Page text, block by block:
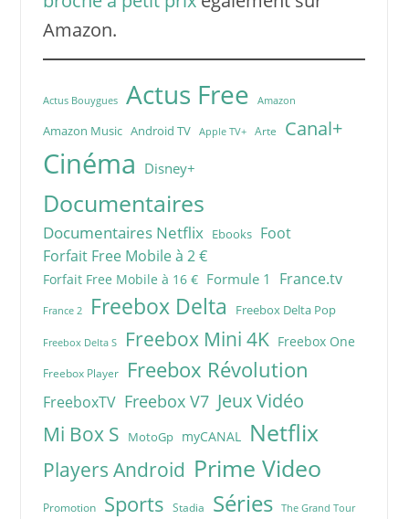
Amazon.
Actus Bouygues Actus Free Amazon
Amazon Music Android TV Apple TV+ Arte Canal+
Cinéma Disney+
Documentaires
Documentaires Netflix Ebooks Foot
Forfait Free Mobile à 2 €
Forfait Free Mobile à 16 € Formule 1 France.tv
France 2 Freebox Delta Freebox Delta Pop
Freebox Delta S Freebox Mini 4K Freebox One
Freebox Player Freebox Révolution
FreeboxTV Freebox V7 Jeux Vidéo
Mi Box S MotoGp myCANAL Netflix
Players Android Prime Video
Promotion Sports Stadia Séries The Grand Tour